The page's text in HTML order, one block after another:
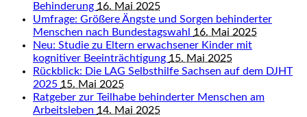
Behinderung 16. Mai 2025
Umfrage: Größere Ängste und Sorgen behinderter
Menschen nach Bundestagswahl 16. Mai 2025
Neu: Studie zu Eltern erwachsener Kinder mit
kognitiver Beeinträchtigung 15. Mai 2025
Rückblick: Die LAG Selbsthilfe Sachsen auf dem DJHT
2025 15. Mai 2025
Ratgeber zur Teilhabe behinderter Menschen am
Arbeitsleben 14. Mai 2025